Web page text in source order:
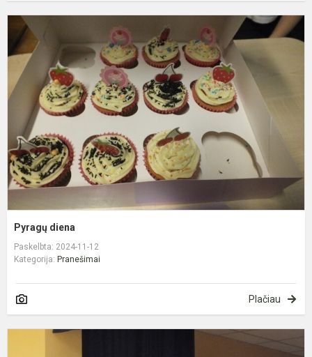
Pyragų diena
Paskelbta: 2024-11-12
Kategorija: Pranešimai
Plačiau